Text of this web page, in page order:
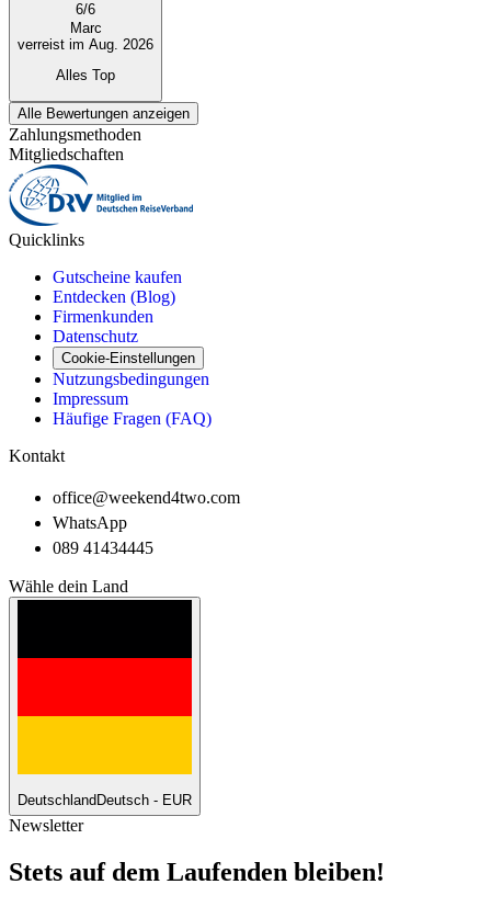
6/6
Marc
verreist im Aug. 2026
Alles Top
Alle Bewertungen anzeigen
Zahlungsmethoden
Mitgliedschaften
Quicklinks
Gutscheine kaufen
Entdecken (Blog)
Firmenkunden
Datenschutz
Cookie-Einstellungen
Nutzungsbedingungen
Impressum
Häufige Fragen (FAQ)
Kontakt
office@weekend4two.com
WhatsApp
089 41434445
Wähle dein Land
DeutschlandDeutsch - EUR
Newsletter
Stets auf dem Laufenden bleiben!